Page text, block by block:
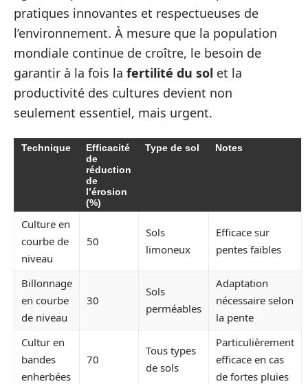
pratiques innovantes et respectueuses de
l’environnement. À mesure que la population
mondiale continue de croître, le besoin de
garantir à la fois la fertilité du sol et la
productivité des cultures devient non
seulement essentiel, mais urgent.
Technique
Efficacité
de
réduction
de
l’érosion
(%)
Type de sol Notes
Culture en
courbe de
niveau
50
Sols
limoneux
Efficace sur
pentes faibles
Billonnage
en courbe
de niveau
30
Sols
perméables
Adaptation
nécessaire selon
la pente
Cultur en
bandes
enherbées
70
Tous types
de sols
Particulièrement
efficace en cas
de fortes pluies